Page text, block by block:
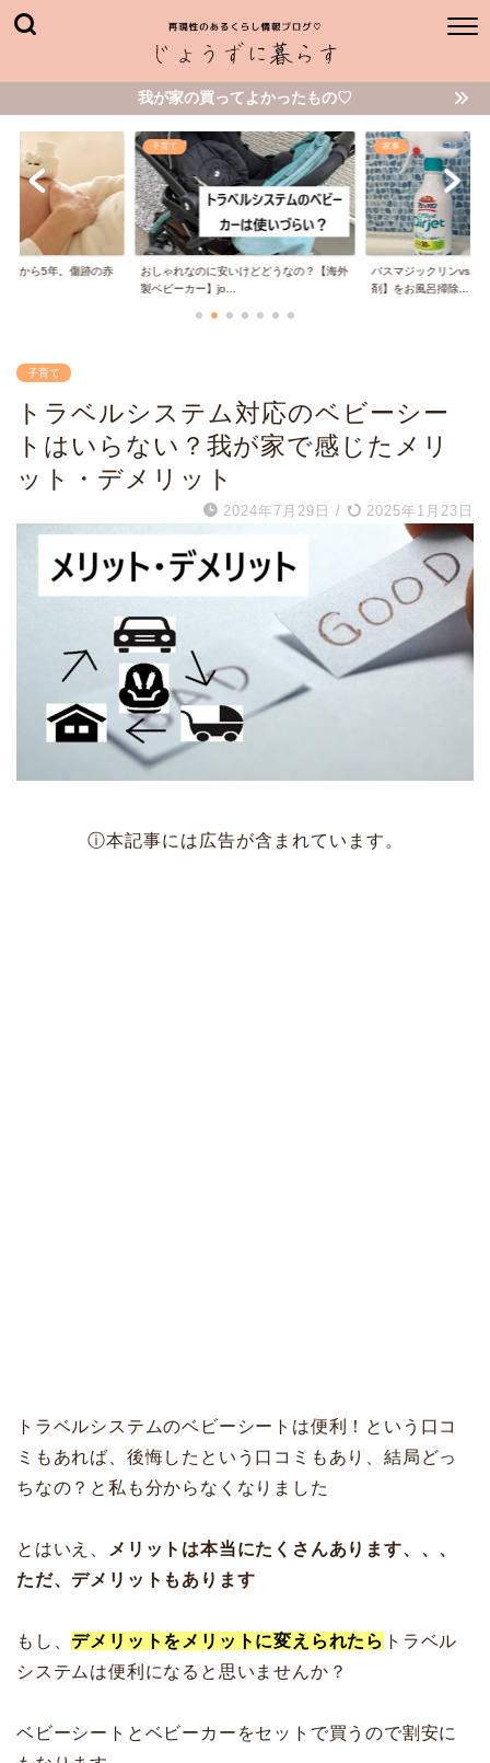
我が家の買ってよかったもの♡
けどどうなの？【海外
家事
バスマジックリンvsルック【こすらない洗
剤】をお風呂掃除...
子育て
失敗を繰り返してたど
保育園のお食事エプ...
子育て
トラベルシステム対応のベビーシー
トはいらない？我が家で感じたメリ
ット・デメリット
2024年7月29日 / 2025年1月23日
ⓘ本記事には広告が含まれています。
トラベルシステムのベビーシートは便利！という口コ
ミもあれば、後悔したという口コミもあり、結局どっ
ちなの？と私も分からなくなりました
とはいえ、
メリットは本当にたくさんあります、、、
ただ、デメリットもあります
もし、デメリットをメリットに変えられたら トラベル
システムは便利になると思いませんか？
ベビーシートとベビーカーをセットで買うので割安に